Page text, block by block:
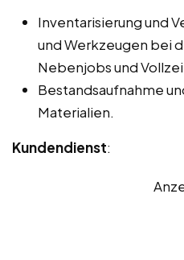
Inventarisierung und
und Werkzeugen bei
Nebenjobs und
Bestandsaufnahme
Materialien.
Kundendienst: